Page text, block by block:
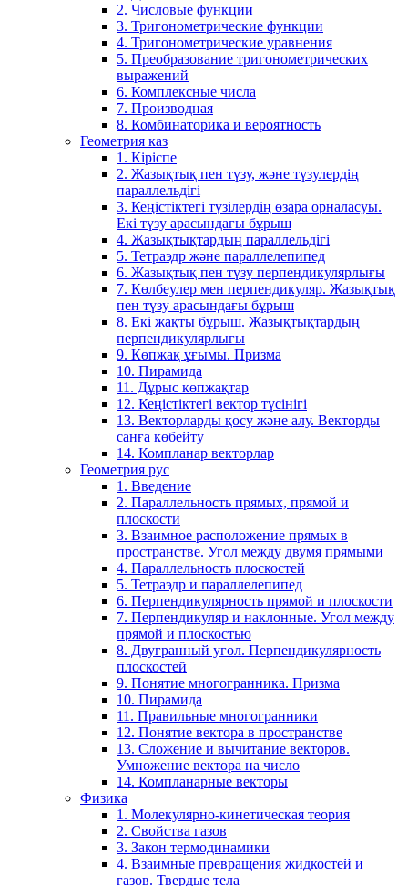
2. Числовые функции
3. Тригонометрические функции
4. Тригонометрические уравнения
5. Преобразование тригонометрических
выражений
6. Комплексные числа
7. Производная
8. Комбинаторика и вероятность
Геометрия каз
1. Кіріспе
2. Жазықтық пен түзу, және түзулердің
параллельдігі
3. Кеңістіктегі түзілердің өзара орналасуы.
Екі түзу арасындағы бұрыш
4. Жазықтықтардың параллельдігі
5. Тетраэдр және параллелепипед
6. Жазықтық пен түзу перпендикулярлығы
7. Көлбеулер мен перпендикуляр. Жазықтық
пен түзу арасындағы бұрыш
8. Екі жақты бұрыш. Жазықтықтардың
перпендикулярлығы
9. Көпжақ ұғымы. Призма
10. Пирамида
11. Дұрыс көпжақтар
12. Кеңістіктегі вектор түсінігі
13. Векторларды қосу және алу. Векторды
санға көбейту
14. Компланар векторлар
Геометрия рус
1. Введение
2. Параллельность прямых, прямой и
плоскости
3. Взаимное расположение прямых в
пространстве. Угол между двумя прямыми
4. Параллельность плоскостей
5. Тетраэдр и параллелепипед
6. Перпендикулярность прямой и плоскости
7. Перпендикуляр и наклонные. Угол между
прямой и плоскостью
8. Двугранный угол. Перпендикулярность
плоскостей
9. Понятие многогранника. Призма
10. Пирамида
11. Правильные многогранники
12. Понятие вектора в пространстве
13. Сложение и вычитание векторов.
Умножение вектора на число
14. Компланарные векторы
Физика
1. Молекулярно-кинетическая теория
2. Свойства газов
3. Закон термодинамики
4. Взаимные превращения жидкостей и
газов. Твердые тела